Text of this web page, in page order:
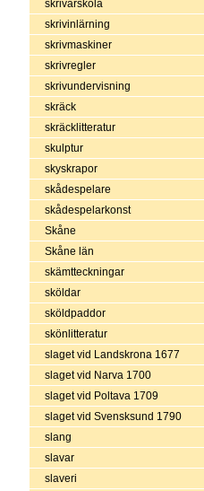
skrivarskola
skrivinlärning
skrivmaskiner
skrivregler
skrivundervisning
skräck
skräcklitteratur
skulptur
skyskrapor
skådespelare
skådespelarkonst
Skåne
Skåne län
skämtteckningar
sköldar
sköldpaddor
skönlitteratur
slaget vid Landskrona 1677
slaget vid Narva 1700
slaget vid Poltava 1709
slaget vid Svensksund 1790
slang
slavar
slaveri